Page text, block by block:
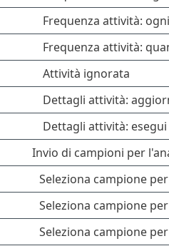
Frequenza attività:
Frequenza attività:
Attività ignorata
Dettagli attività:
Dettagli attività:
Invio di campioni per
Seleziona campione
Seleziona campione
Seleziona campione